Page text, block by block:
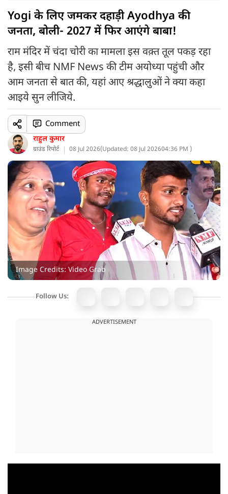
Yogi के लिए जमकर दहाड़ी Ayodhya की
जनता, बोली- 2027 में फिर आएंगे बाबा!
राम मंदिर में चंदा चोरी का मामला इस वक़्त तूल पकड़ रहा
है, इसी बीच NMF News की टीम अयोध्या पहुंची और
आम जनता से बात की, यहां आए श्रद्धालुओं ने क्या कहा
आइये सुन लीजिये.
राहुल कुमार
ग्राउंड रिपोर्ट 08 Jul 2026(Updated: 08 Jul 202604:36 PM )
Comment
Image Credits: Video Grab
Follow Us:
ADVERTISEMENT